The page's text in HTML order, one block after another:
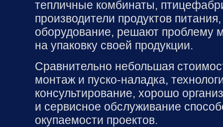
тепличные комбинаты,
производители продуктов
оборудование, решают проблему
на упаковку своей продукции.
Сравнительно небольшая
монтаж и пуско-наладка,
консультирование, хорошо
и сервисное обслуживание
окупаемости проектов.